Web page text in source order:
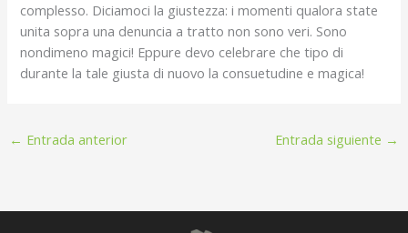
complesso. Diciamoci la giustezza: i momenti qualora state
unita sopra una denuncia a tratto non sono veri. Sono
nondimeno magici! Eppure devo celebrare che tipo di
durante la tale giusta di nuovo la consuetudine e magica!
← Entrada anterior Entrada siguiente →